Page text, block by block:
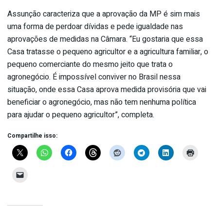
Assunção caracteriza que a aprovação da MP é sim mais
uma forma de perdoar dívidas e pede igualdade nas
aprovações de medidas na Câmara. “Eu gostaria que essa
Casa tratasse o pequeno agricultor e a agricultura familiar, o
pequeno comerciante do mesmo jeito que trata o
agronegócio. É impossível conviver no Brasil nessa
situação, onde essa Casa aprova medida provisória que vai
beneficiar o agronegócio, mas não tem nenhuma política
para ajudar o pequeno agricultor”, completa.
Compartilhe isso: